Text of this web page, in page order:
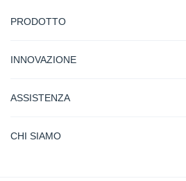
PRODOTTO
INNOVAZIONE
ASSISTENZA
CHI SIAMO